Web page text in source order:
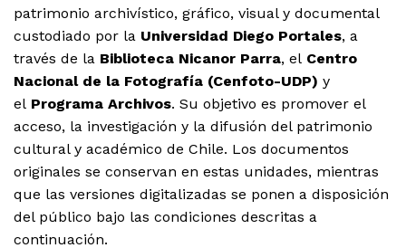
patrimonio archivístico, gráfico, visual y documental
custodiado por la Universidad Diego Portales, a
través de la Biblioteca Nicanor Parra, el Centro
Nacional de la Fotografía (Cenfoto-UDP) y
el Programa Archivos. Su objetivo es promover el
acceso, la investigación y la difusión del patrimonio
cultural y académico de Chile. Los documentos
originales se conservan en estas unidades, mientras
que las versiones digitalizadas se ponen a disposición
del público bajo las condiciones descritas a
continuación.